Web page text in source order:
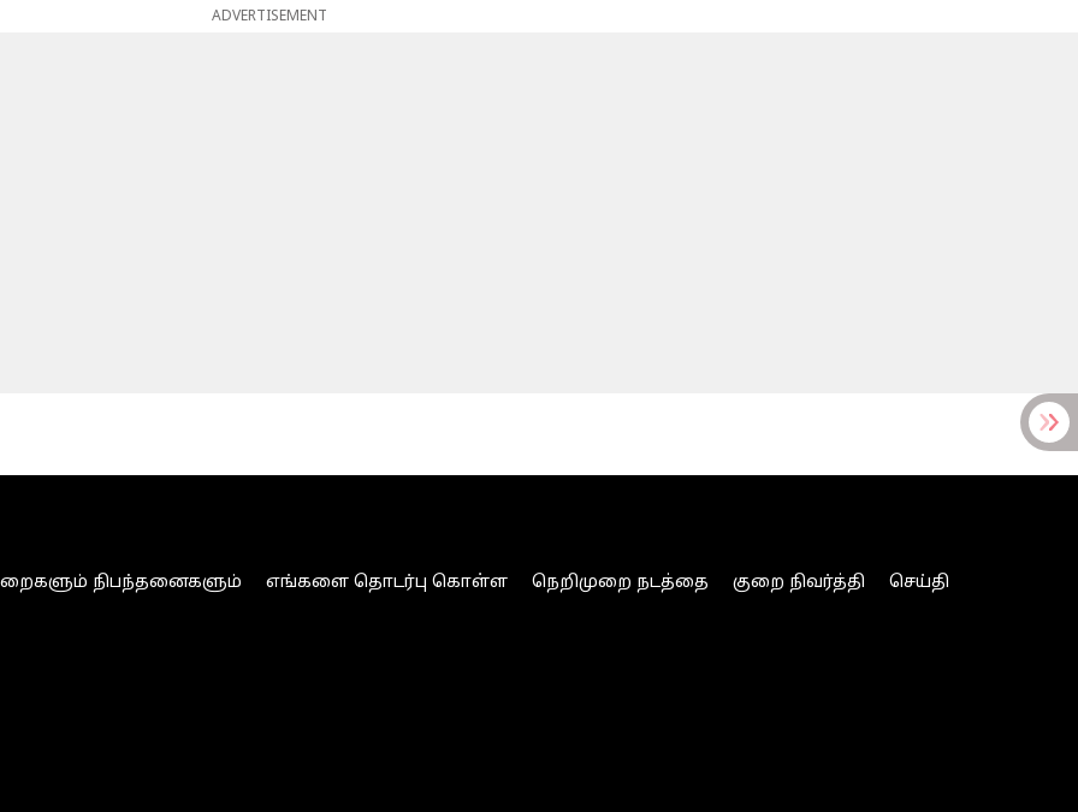
ADVERTISEMENT
நிபந்தனைகளும் எங்களை தொடர்பு கொள்ள நெறிமுறை நடத்தை குறை நிவர்த்தி
செய்தி